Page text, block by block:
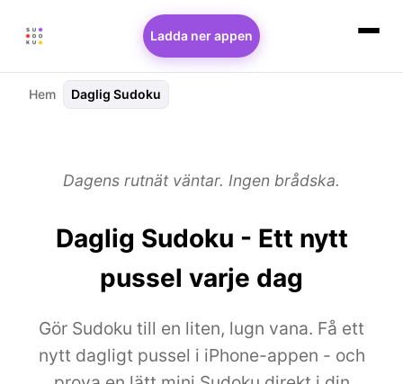
Ladda ner appen
Hem Daglig Sudoku
Dagens rutnät väntar. Ingen brådska.
Daglig Sudoku - Ett nytt
pussel varje dag
Gör Sudoku till en liten, lugn vana. Få ett
nytt dagligt pussel i iPhone-appen - och